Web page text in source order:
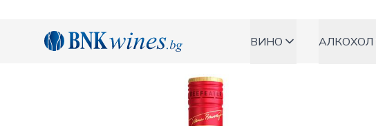
BNKWines.bg ВИНО АЛКОХОЛ